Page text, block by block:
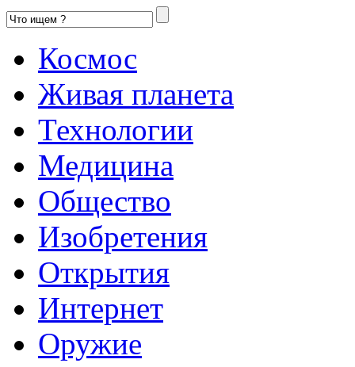
Космос
Живая планета
Технологии
Медицина
Общество
Изобретения
Открытия
Интернет
Оружие